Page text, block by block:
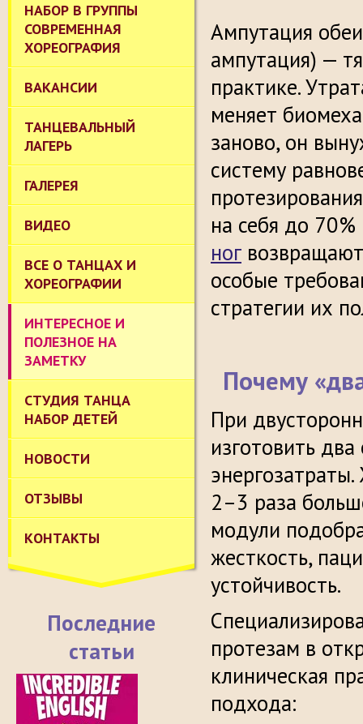
НАБОР В ГРУППЫ
СОВРЕМЕННАЯ
ХОРЕОГРАФИЯ
ВАКАНСИИ
ТАНЦЕВАЛЬНЫЙ
ЛАГЕРЬ
ГАЛЕРЕЯ
ВИДЕО
ВСЕ О ТАНЦАХ И
ХОРЕОГРАФИИ
ИНТЕРЕСНОЕ И
ПОЛЕЗНОЕ НА
ЗАМЕТКУ
СТУДИЯ ТАНЦА
НАБОР ДЕТЕЙ
НОВОСТИ
ОТЗЫВЫ
КОНТАКТЫ
Последние
статьи
Ампутация
ампутация) —
практике.
меняет
заново, он
систему
на себя до
ног
особые
стратегии их
Почему
При
изготовить
2–3 раза
модули
жесткость,
устойчивость.
протезам в
клиническая
подхода: